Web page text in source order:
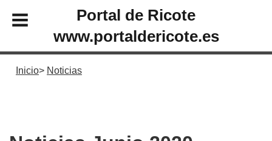
Portal de Ricote
www.portaldericote.es
Inicio Noticias